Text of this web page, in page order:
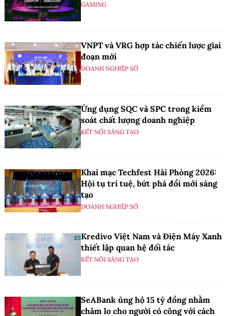
GAMING
VNPT và VRG hợp tác chiến lược giai
đoạn mới
DOANH NGHIỆP SỐ
Ứng dụng SQC và SPC trong kiểm
soát chất lượng doanh nghiệp
KẾT NỐI SÁNG TẠO
Khai mạc Techfest Hải Phòng 2026:
Hội tụ trí tuệ, bứt phá đổi mới sáng
tạo
DOANH NGHIỆP SỐ
Kredivo Việt Nam và Điện Máy Xanh
thiết lập quan hệ đối tác
KẾT NỐI SÁNG TẠO
SeABank ủng hộ 15 tỷ đồng nhằm
chăm lo cho người có công với cách